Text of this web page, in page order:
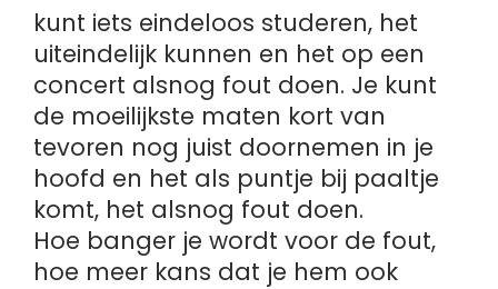
kunt iets eindeloos studeren, het
uiteindelijk kunnen en het op een
concert alsnog fout doen. Je kunt
de moeilijkste maten kort van
tevoren nog juist doornemen in je
hoofd en het als puntje bij paaltje
komt, het alsnog fout doen.
Hoe banger je wordt voor de fout,
hoe meer kans dat je hem ook